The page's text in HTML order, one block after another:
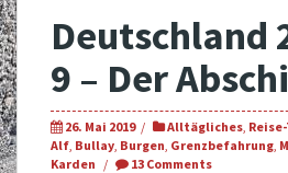
Deutschland
9 – Der
26. Mai 2019 Alltägliches
Alf Bullay Burgen Grenzbefahrung
Karden
13 Comments